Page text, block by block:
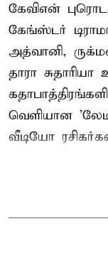
கேவிஎன்
கேங்ஸ்டர்
அத்வானி,
தாரா
வெளியான
வீடியோ